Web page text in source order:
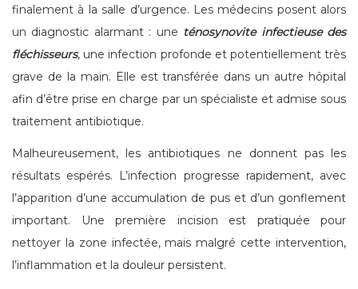
finalement à la salle d’urgence. Les médecins posent alors
un diagnostic alarmant : une ténosynovite infectieuse des
fléchisseurs, une infection profonde et potentiellement très
grave de la main. Elle est transférée dans un autre hôpital
afin d’être prise en charge par un spécialiste et admise sous
traitement antibiotique.
Malheureusement, les antibiotiques ne donnent pas les
résultats espérés. L’infection progresse rapidement, avec
l’apparition d’une accumulation de pus et d’un gonflement
important. Une première incision est pratiquée pour
nettoyer la zone infectée, mais malgré cette intervention,
l’inflammation et la douleur persistent.